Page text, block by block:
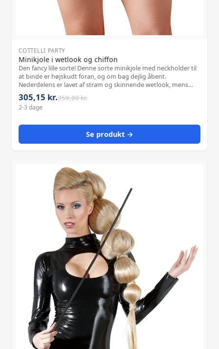
COTTELLI PARTY
Minikjole i wetlook og chiffon
Den fancy lille sorte! Denne sorte minikjole med neckholder til
at binde er højskudt foran, og om bag dejlig åbent.
Nederdelens er lavet af stram og skinnende wetlook, mens
den gennemsigtige chiffontop er lidt bredere. Hvilken dejlig
kontrast! Materiale:
305,15 kr.359,00 kr.
2-3 dage
Se produkt →